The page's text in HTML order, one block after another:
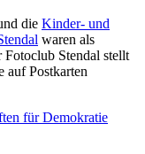
die Kinder- und
waren als
Fotoclub Stendal stellt
auf Postkarten
für Demokratie